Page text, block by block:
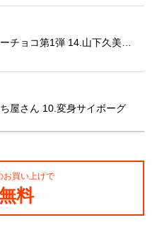
青春のメロディーチョコ第1弾 14.山下久美子「赤坂小町 ドキッ」
屋さん 10.変身サイボーグ
お買い上げで
料